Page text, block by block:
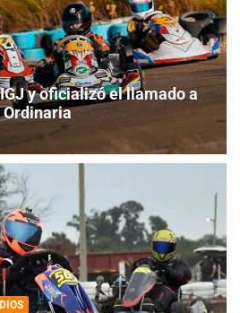
y oficializó el llamado a
Ordinaria